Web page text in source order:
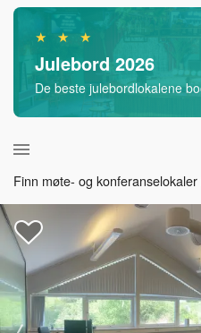
★ ★ ★
Julebord 2026
De beste julebordlokalene
Finn møte- og